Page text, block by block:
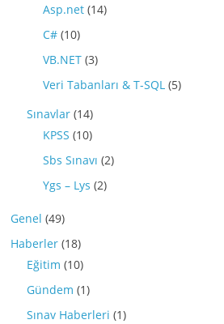
Asp.net (14)
C# (10)
VB.NET (3)
Veri Tabanları & T-SQL (5)
Sınavlar (14)
KPSS (10)
Sbs Sınavı (2)
Ygs – Lys (2)
Genel (49)
Haberler (18)
Eğitim (10)
Gündem (1)
Sınav Haberleri (1)